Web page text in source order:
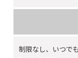
制限なし、いつでも